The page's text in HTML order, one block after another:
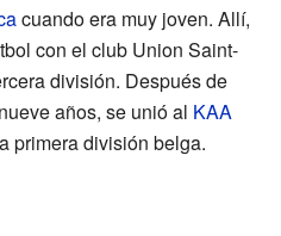
cuando era muy joven. Allí,
con el club Union Saint-
división. Después de
años, se unió al KAA
primera división belga.